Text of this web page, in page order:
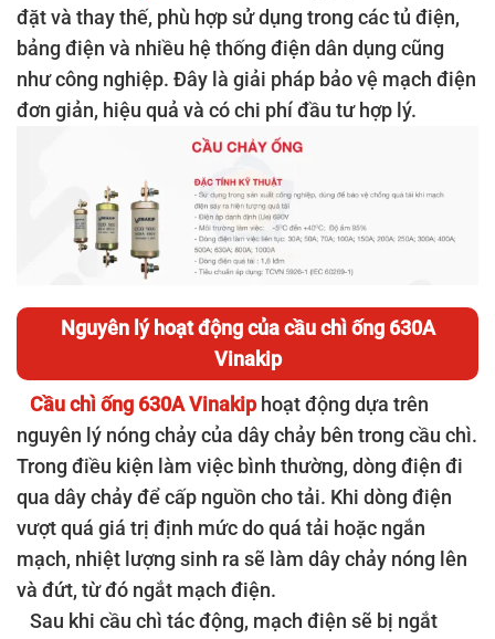
đặt và thay thế, phù hợp sử dụng trong các tủ điện,
bảng điện và nhiều hệ thống điện dân dụng cũng
như công nghiệp. Đây là giải pháp bảo vệ mạch điện
đơn giản, hiệu quả và có chi phí đầu tư hợp lý.
Nguyên lý hoạt động của cầu chì ống 630A
Vinakip
Cầu chì ống 630A Vinakiphoạt động dựa trên
nguyên lý nóng chảy của dây chảy bên trong cầu chì.
Trong điều kiện làm việc bình thường, dòng điện đi
qua dây chảy để cấp nguồn cho tải. Khi dòng điện
vượt quá giá trị định mức do quá tải hoặc ngắn
mạch, nhiệt lượng sinh ra sẽ làm dây chảy nóng lên
và đứt, từ đó ngắt mạch điện.
Sau khi cầu chì tác động, mạch điện sẽ bị ngắt